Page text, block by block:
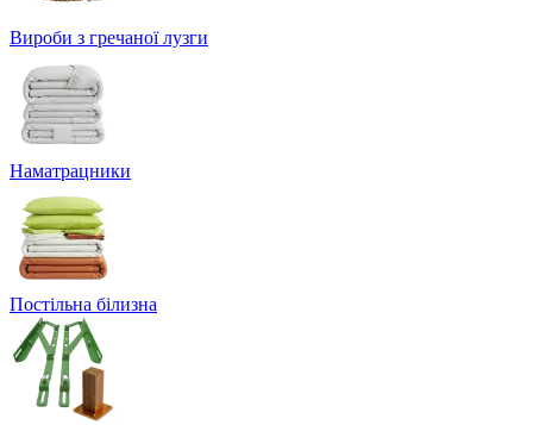
Вироби з гречаної лузги
Наматрацники
Постільна білизна